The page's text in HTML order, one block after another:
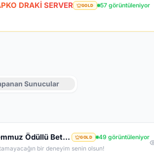
DRAKİ SERVER GOLD
57 görüntüleniyor
Sunucular
⭐LunarKO Efsanesi Dönüyor!⭐31 Temmuz Official⭐23 Temmuz Ödüllü Beta⭐VIP PAKET HEDİYE⭐V2585Dx11⭐ GOLD
49 görüntüleniyor
bir deneyim senin olsun!